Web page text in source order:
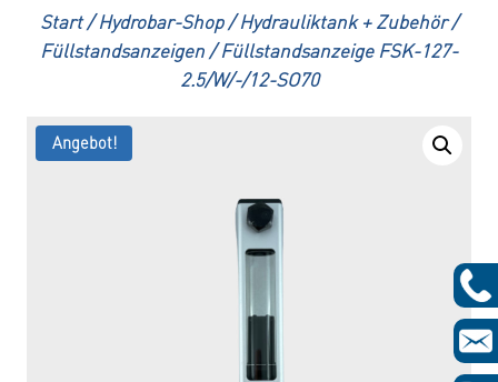
Start / Hydrobar-Shop / Hydrauliktank + Zubehör /
Füllstandsanzeigen / Füllstandsanzeige FSK-127-
2.5/W/-/12-SO70
Angebot!